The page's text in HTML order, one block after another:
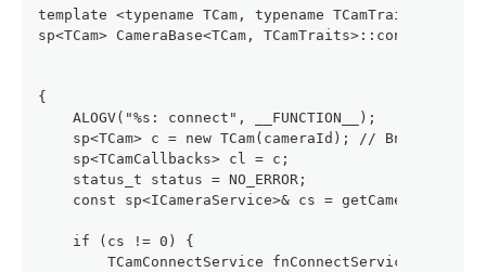
template <typename TCam, typename TCamTraits>
sp<TCam> CameraBase<TCam, TCamTraits>::connect(int
{
    ALOGV("%s: connect", __FUNCTION__);
sp<TCam> c = new TCam(cameraId); //
    sp<TCamCallbacks> cl = c;
    status_t status = NO_ERROR;
const sp<ICameraService>& cs =
    if (cs != 0) {
TCamConnectService fnConnectService =